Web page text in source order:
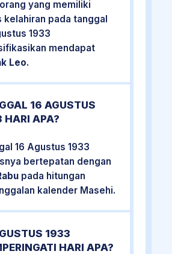
yang memiliki
kelahiran pada tanggal
1933
mendapat
Leo.
16 AGUSTUS
HARI APA?
16 Agustus 1933
bertepatan dengan
pada hitungan
kalender Masehi.
1933
HARI APA?